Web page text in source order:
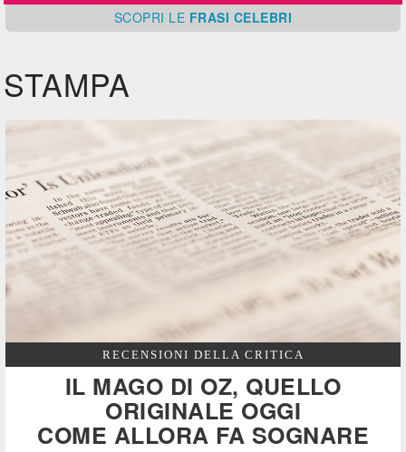
SCOPRI LE FRASI CELEBRI
STAMPA
RECENSIONI DELLA CRITICA
IL MAGO DI OZ, QUELLO
ORIGINALE OGGI
COME ALLORA FA SOGNARE